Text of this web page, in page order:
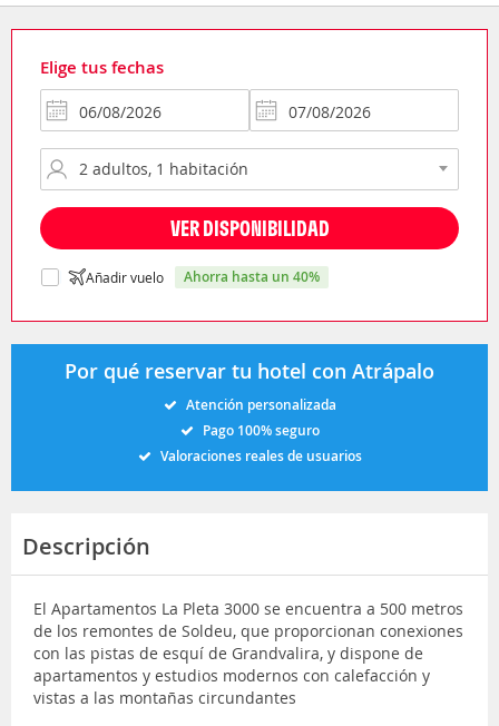
Elige tus fechas
VER DISPONIBILIDAD
Añadir vuelo ahorra hasta un 40%
Por qué reservar tu hotel con Atrápalo
Atención personalizada
Pago 100% seguro
Valoraciones reales de usuarios
Descripción
El Apartamentos La Pleta 3000 se encuentra a 500 metros
de los remontes de Soldeu, que proporcionan conexiones
con las pistas de esquí de Grandvalira, y dispone de
apartamentos y estudios modernos con calefacción y
vistas a las montañas circundantes